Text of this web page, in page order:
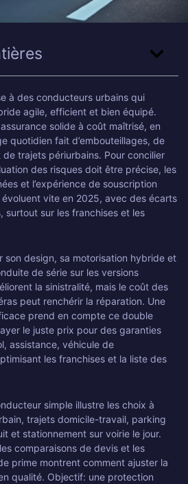
à des conducteurs urbains qui
agile, efficient et bien équipé.
assurance solide à coût maîtrisé, en
quotidien fait d’embouteillages, de
trajets périurbains. Pour concilier
des risques doit être précise, les
et l’expérience de souscription
vite en 2025, avec des écarts
surtout sur les franchises et les
son design, sa motorisation hybride et
de série sur les versions
la sinistralité, mais le coût des
peut renchérir la réparation. Une
prend en compte ce double
le juste prix pour des garanties
assistance, véhicule de
les franchises et la liste des
simple illustre les choix à
trajets domicile-travail, parking
et stationnement sur voirie le jour.
comparaisons de devis et les
prime montrent comment ajuster la
qualité. Objectif: une protection